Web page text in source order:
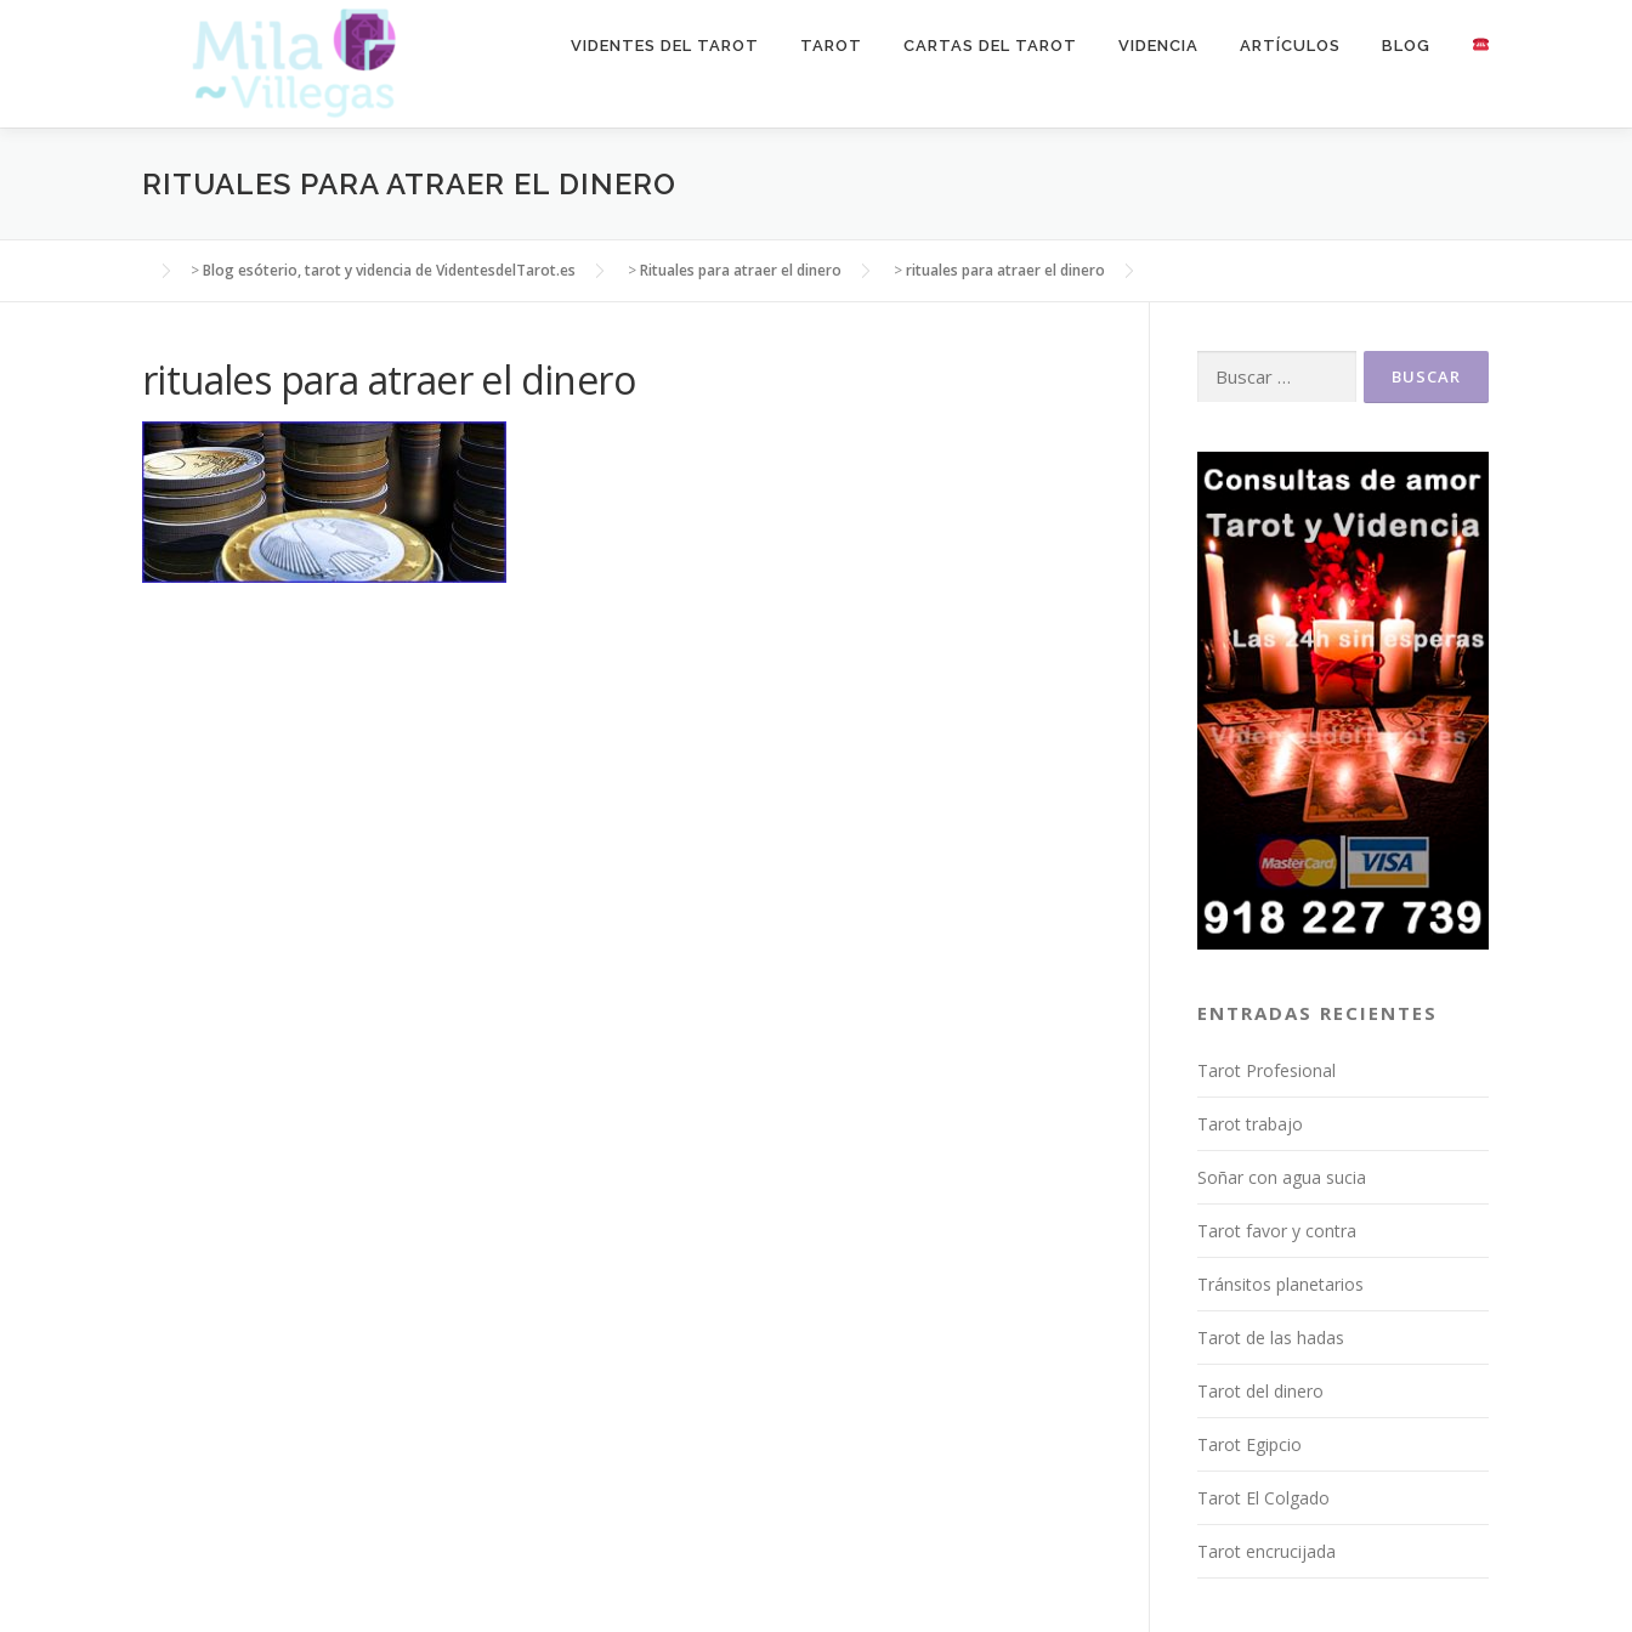
VIDENTES DEL TAROT TAROT CARTAS DEL TAROT VIDENCIA ARTÍCULOS BLOG
RITUALES PARA ATRAER EL DINERO
>Blog esóterio, tarot y videncia de VidentesdelTarot.es >Rituales para atraer el dinero >rituales para atraer el dinero
rituales para atraer el dinero
ENTRADAS RECIENTES
Tarot Profesional
Tarot trabajo
Soñar con agua sucia
Tarot favor y contra
Tránsitos planetarios
Tarot de las hadas
Tarot del dinero
Tarot Egipcio
Tarot El Colgado
Tarot encrucijada